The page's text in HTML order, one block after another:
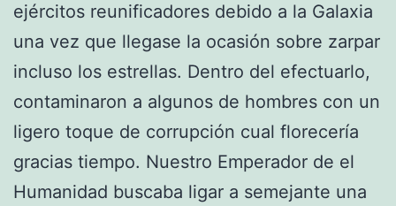
ejércitos reunificadores debido a la Galaxia
una vez que llegase la ocasión sobre zarpar
incluso los estrellas. Dentro del efectuarlo,
contaminaron a algunos de hombres con un
ligero toque de corrupción cual florecería
gracias tiempo. Nuestro Emperador de el
Humanidad buscaba ligar a semejante una